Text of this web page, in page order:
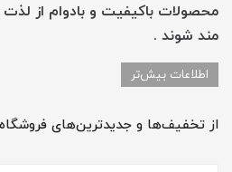
محصولات باکیفیت و بادوام از
مند شوند .
اطلاعات بیش‌تر
از تخفیف‌ها و جدیدترین‌های